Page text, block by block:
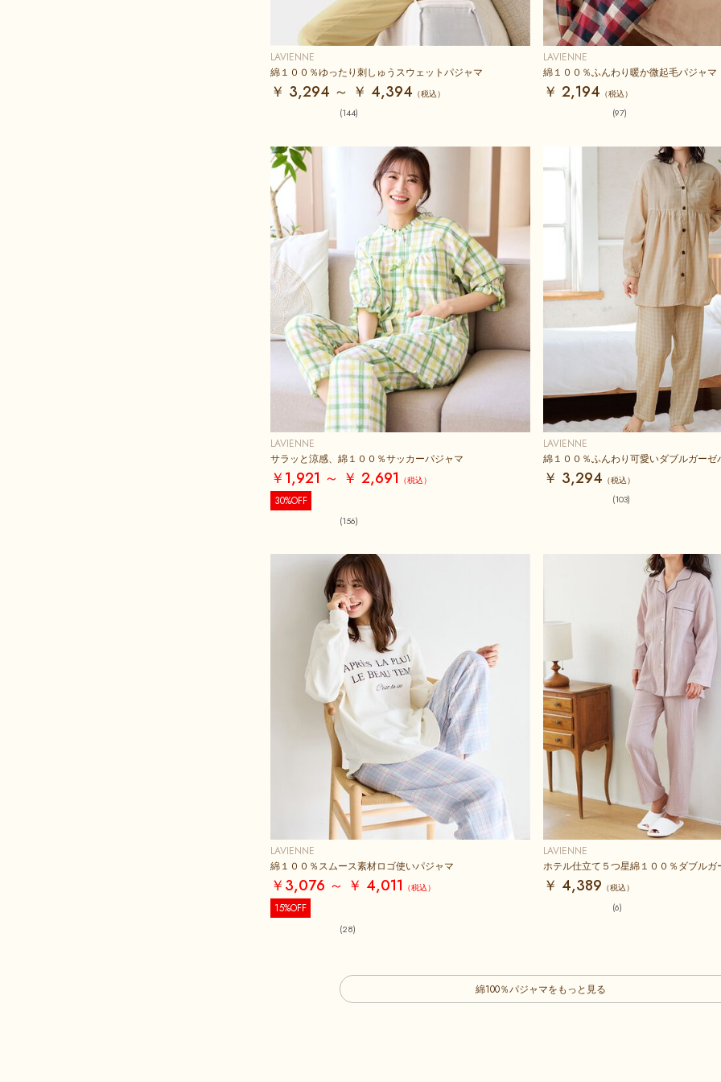
LAVIENNE
綿１００％ゆったり刺しゅうスウェットパジャマ
￥ 3,294 ～ ￥ 4,394
(144)
LAVIENNE
綿１００％ふんわり暖か微起毛パジャマ
￥ 2,194
(97)
LAVIENNE
サラッと涼感、綿１００％サッカーパジャマ
￥1,921 ～ ￥ 2,691
30%OFF
(156)
LAVIENNE
綿１００％ふんわり可愛いダブルガーゼ
￥ 3,294
(103)
LAVIENNE
綿１００％スムース素材ロゴ使いパジャマ
￥3,076 ～ ￥ 4,011
15%OFF
(28)
LAVIENNE
ホテル仕立て５つ星綿１００％ダブルガ
￥ 4,389
(6)
綿100％パジャマをもっと見る